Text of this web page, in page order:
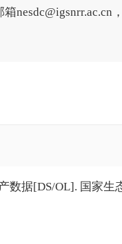
nesdc@igsnrr.ac.cn
数据[DS/OL]. 国家生